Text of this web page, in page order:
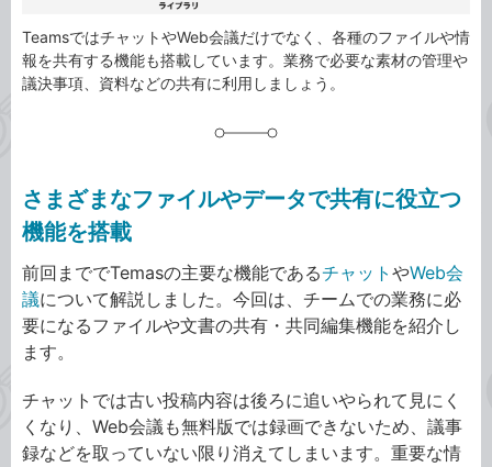
TeamsではチャットやWeb会議だけでなく、各種のファイルや情
報を共有する機能も搭載しています。業務で必要な素材の管理や
議決事項、資料などの共有に利用しましょう。
さまざまなファイルやデータで共有に役立つ
機能を搭載
前回まででTemasの主要な機能であるチャット やWeb会
議について解説しました。今回は、チームでの業務に必
要になるファイルや文書の共有・共同編集機能を紹介し
ます。
チャットでは古い投稿内容は後ろに追いやられて見にく
くなり、Web会議も無料版では録画できないため、議事
録などを取っていない限り消えてしまいます。重要な情